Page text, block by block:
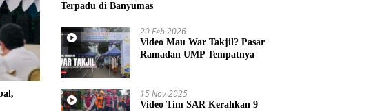
Terpadu di Banyumas
20 Feb 2026
Video Mau War Takjil? Pasar
Ramadan UMP Tempatnya
15 Nov 2025
Video Tim SAR Kerahkan 9